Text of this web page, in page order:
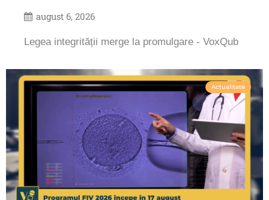
august 6, 2026
Legea integrității merge la promulgare - VoxQub
Actualitate